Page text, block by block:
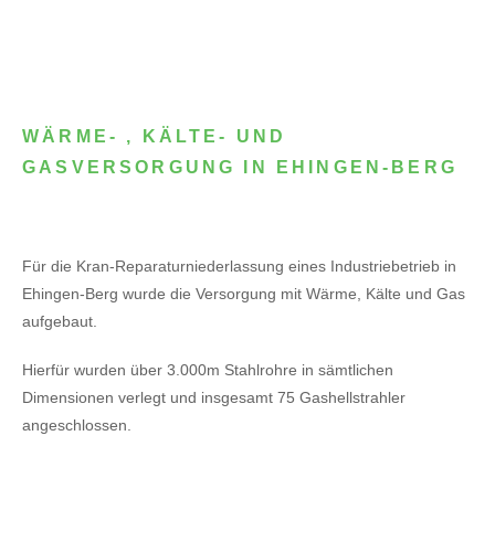
WÄRME- , KÄLTE- UND
GASVERSORGUNG IN EHINGEN-BERG
Für die Kran-Reparaturniederlassung eines Industriebetrieb in
Ehingen-Berg wurde die Versorgung mit Wärme, Kälte und Gas
aufgebaut.
Hierfür wurden über 3.000m Stahlrohre in sämtlichen
Dimensionen verlegt und insgesamt 75 Gashellstrahler
angeschlossen.